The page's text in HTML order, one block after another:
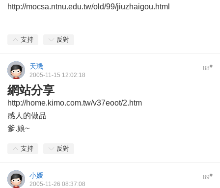
http://mocsa.ntnu.edu.tw/old/99/jiuzhaigou.html
支持 反對
88#
天璣
2005-11-15 12:02:18
網站分享
http://home.kimo.com.tw/v37eoot/2.htm
感人的做品
爹.娘~
支持 反對
89#
小媛
2005-11-26 08:37:08